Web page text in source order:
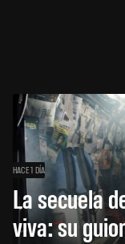
HACE 1 DÍA
La secuela
viva: su